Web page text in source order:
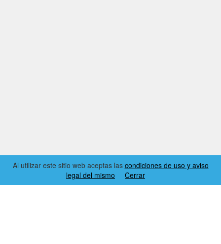
Al utilizar este sitio web aceptas las condiciones de uso y aviso
legal del mismo
Cerrar